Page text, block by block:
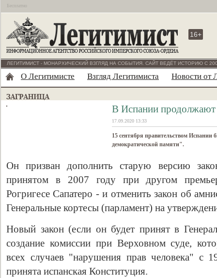
Бесплатно
16+
ЛЕГИТИМИСТ - МОНАРХИЧЕСКИЙ ВЗГЛЯД НА СОБЫТИЯ. САЙТ ВЕДЁТ ИСТОРИЮ С
О Легитимисте Взгляд Легитимиста Новости от
В Испании продолжают
17.09.2020 13:33
15 сентября правительством Испании
демократической памяти".
Он призван дополнить старую версию
принятом в 2007 году при другом
Рогригесе Сапатеро - и отменить закон об
Генеральные кортесы (парламент) на
Новый закон (если он будет принят в
создание комиссии при Верховном суде,
всех случаев "нарушения прав человека" с
принята испанская Конституция.